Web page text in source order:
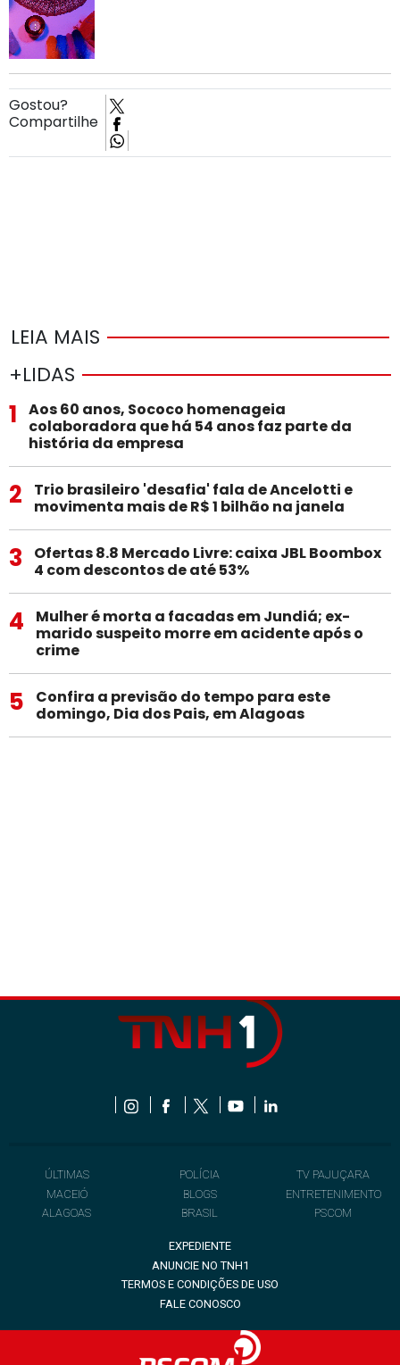
Gostou?
Compartilhe
LEIA MAIS
+LIDAS
1
Aos 60 anos, Sococo homenageia
colaboradora que há 54 anos faz parte da
história da empresa
2
Trio brasileiro 'desafia' fala de Ancelotti e
movimenta mais de R$ 1 bilhão na janela
3
Ofertas 8.8 Mercado Livre: caixa JBL Boombox
4 com descontos de até 53%
4
Mulher é morta a facadas em Jundiá; ex-
marido suspeito morre em acidente após o
crime
5
Confira a previsão do tempo para este
domingo, Dia dos Pais, em Alagoas
ÚLTIMAS
MACEIÓ
ALAGOAS
POLÍCIA
BLOGS
BRASIL
TV PAJUÇARA
ENTRETENIMENTO
PSCOM
EXPEDIENTE
ANUNCIE NO TNH1
TERMOS E CONDIÇÕES DE USO
FALE CONOSCO